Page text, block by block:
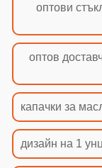
оптови
оптов
капачки за
дизайн на 1